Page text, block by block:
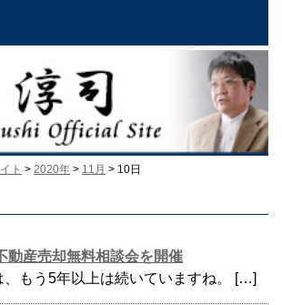
ト > 2020年 > 11月 > 10日
動産売却無料相談会を開催
、もう5年以上は続いていますね。 […]